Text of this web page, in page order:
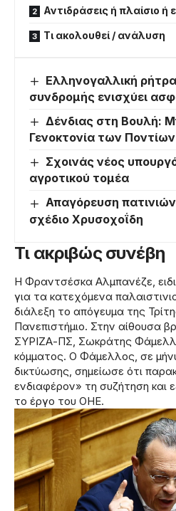
Αντιδράσεις ή πλαίσιο ή
Τι ακολουθεί / ανάλυση
Ελληνογαλλική
συνδρομής ενισχύει
Δένδιας στη Βουλή:
Γενοκτονία των Ποντίων
Σχοινάς νέος
αγροτικού τομέα
Απαγόρευση
σχέδιο Χρυσοχοΐδη
Τι ακριβώς συνέβη
Η Φραντσέσκα Αλμπανέζε,
για τα κατεχόμενα
διάλεξη το απόγευμα της
Πανεπιστήμιο. Στην αίθουσα
ΣΥΡΙΖΑ-ΠΣ, Σωκράτης
κόμματος. Ο Φάμελλος, σε
δικτύωσης, σημείωσε ότι
ενδιαφέρον» τη συζήτηση και
το έργο του ΟΗΕ.